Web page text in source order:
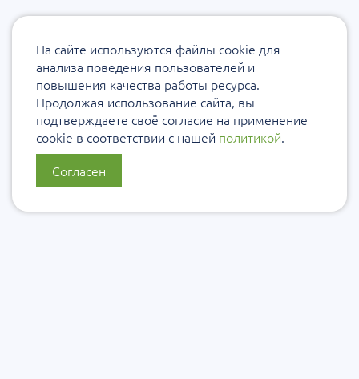
На сайте используются файлы cookie для
анализа поведения пользователей и
повышения качества работы ресурса.
Продолжая использование сайта, вы
подтверждаете своё согласие на применение
cookie в соответствии с нашей политикой.
Согласен